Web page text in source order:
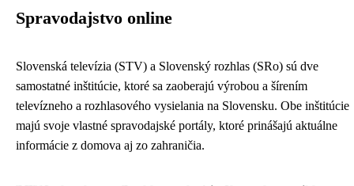
Spravodajstvo online
Slovenská televízia (STV) a Slovenský rozhlas (SRo) sú dve
samostatné inštitúcie, ktoré sa zaoberajú výrobou a šírením
televízneho a rozhlasového vysielania na Slovensku. Obe inštitúcie
majú svoje vlastné spravodajské portály, ktoré prinášajú aktuálne
informácie z domova aj zo zahraničia.